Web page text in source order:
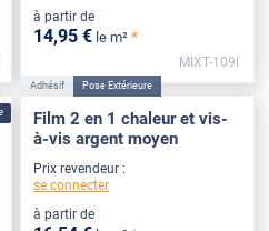
à partir de
14,95 € le m² *
MIXT-109i
Adhésif Pose Extérieure
Film 2 en 1 chaleur et vis-
à-vis argent moyen
Prix revendeur :
se connecter
à partir de